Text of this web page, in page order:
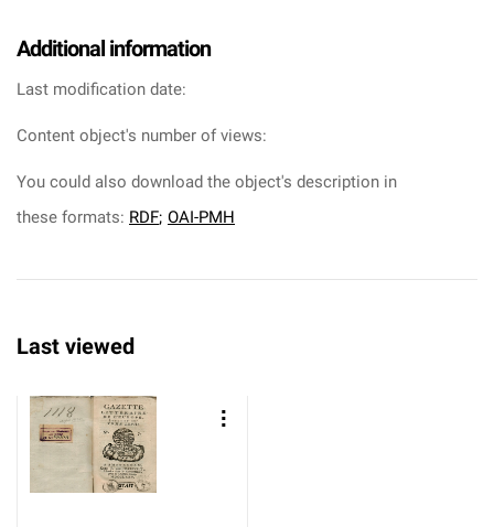
Additional information
Last modification date:
Content object's number of views:
You could also download the object's description in
these formats: RDF; OAI-PMH
Last viewed